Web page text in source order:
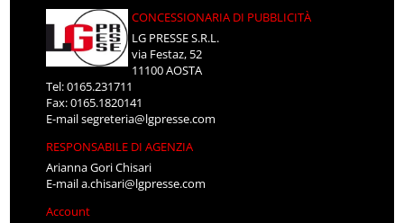
CONCESSIONARIA DI PUBBLICITÀ
LG PRESSE S.R.L.
via Festaz, 52
11100 AOSTA
Tel: 0165.231711
Fax: 0165.1820141
E-mailsegreteria@lgpresse.com
RESPONSABILE DI AGENZIA
Arianna Gori Chisari
E-maila.chisari@lgpresse.com
Account